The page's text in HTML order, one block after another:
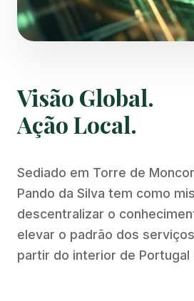
Visão Global.
Ação Local.
Sediado em Torre de
Pando da Silva tem como
descentralizar o
elevar o padrão dos
partir do interior de Portugal